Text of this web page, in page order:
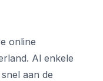
online
Al enkele
aan de